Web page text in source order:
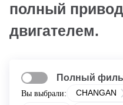
полный
двигателем.
Вы выбрали: CHANGAN
Полный